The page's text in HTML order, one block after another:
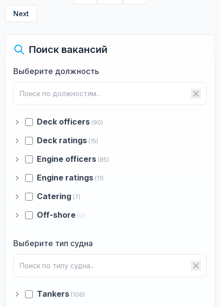
Поиск вакансий
Выберите должность
Deck officers (90)
Deck ratings (15)
Engine officers (85)
Engine ratings (11)
Catering (7)
Off-shore (0)
Выберите тип судна
Tankers (106)
Next